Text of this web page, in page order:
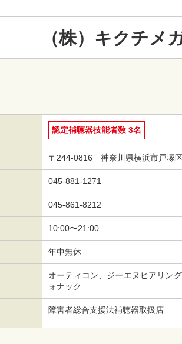
（株）キクチ
認定補聴器技能者数 3名
〒244-0816 神奈川県横浜市戸塚
045-881-1271
045-861-8212
10:00〜21:00
年中無休
オーティコン、ジーエヌヒアリン
ォナック
障害者総合支援法補聴器取扱店